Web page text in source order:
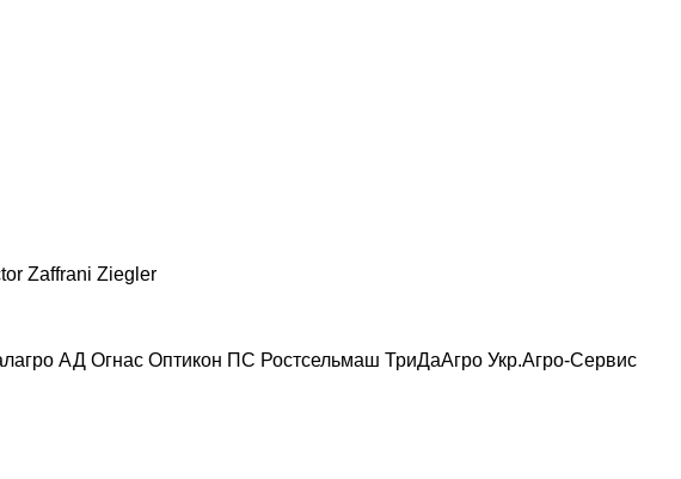
Zaffrani Ziegler
АД Огнас Оптикон ПС Ростсельмаш ТриДаАгро Укр.Агро-Сервис